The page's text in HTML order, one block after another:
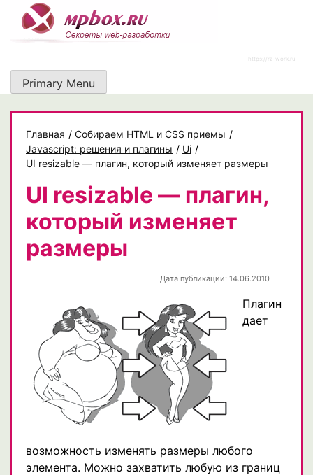
content
https://rz-work.ru
Primary Menu
Главная / Собираем HTML и CSS приемы /
Javascript: решения и плагины / Ui /
UI resizable — плагин, который изменяет размеры
UI resizable — плагин,
который изменяет
размеры
Дата публикации: 14.06.2010
Плагин
дает
возможность изменять размеры любого
элемента. Можно захватить любую из границ